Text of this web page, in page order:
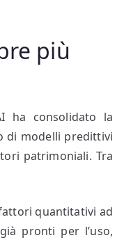
più
ha consolidato la
di modelli predittivi
patrimoniali. Tra
quantitativi ad
pronti per l’uso,